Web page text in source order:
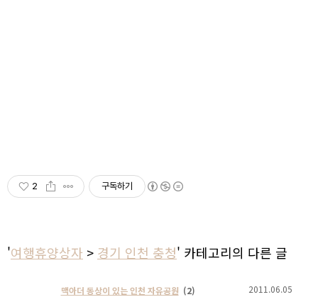
2 구독하기
'여행휴양상자 > 경기 인천 충청' 카테고리의 다른 글
맥아더 동상이 있는 인천 자유공원 (2) 2011.06.05